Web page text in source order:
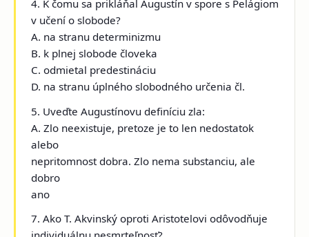
4. K čomu sa prikláňal Augustín v spore s Pelágiom
v učení o slobode?
A. na stranu determinizmu
B. k plnej slobode človeka
C. odmietal predestináciu
D. na stranu úplného slobodného určenia čl.
5. Uveďte Augustínovu definíciu zla:
A. Zlo neexistuje, pretoze je to len nedostatok
alebo
nepritomnost dobra. Zlo nema substanciu, ale
dobro
ano
7. Ako T. Akvinský oproti Aristotelovi odôvodňuje